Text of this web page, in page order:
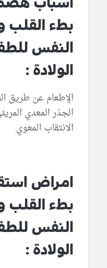
اسباب
بطء القلب
النفس
الولادة :
الإطعام عن طريق
الجذر المعدي
الانثقاب المعوي.
امراض
بطء القلب
النفس
الولادة :